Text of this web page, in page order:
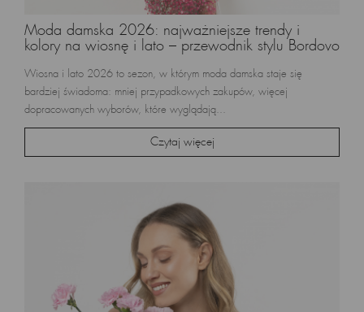
Moda damska 2026: najważniejsze trendy i
kolory na wiosnę i lato – przewodnik stylu Bordovo
Wiosna i lato 2026 to sezon, w którym moda damska staje się
bardziej świadoma: mniej przypadkowych zakupów, więcej
dopracowanych wyborów, które wyglądają...
Czytaj więcej